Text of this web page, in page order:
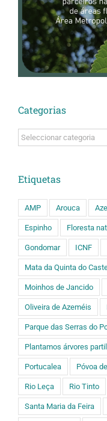
Categorias
Categorias
Etiquetas
AMP Arouca
Espinho Floresta
Gondomar ICNF
Mata da Quinta do
Moinhos de Jancido
Oliveira de Azeméis
Parque das Serras do
Plantamos árvores
Portucalea Póvoa
Rio Leça Rio Tinto
Santa Maria da Feira